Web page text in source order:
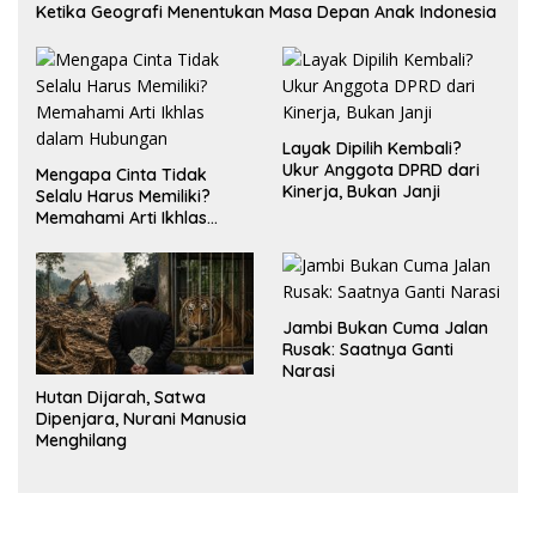
Ketika Geografi Menentukan Masa Depan Anak Indonesia
Mengapa Cinta Tidak
Selalu Harus Memiliki?
Memahami Arti Ikhlas
Layak Dipilih Kembali?
Ukur Anggota DPRD dari
Kinerja, Bukan Janji
Hutan Dijarah, Satwa
Dipenjara, Nurani Manusia
Menghilang
Jambi Bukan Cuma Jalan
Rusak: Saatnya Ganti
Narasi